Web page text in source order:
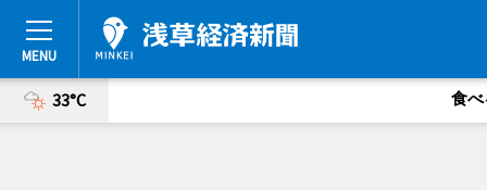
33°C 食べ